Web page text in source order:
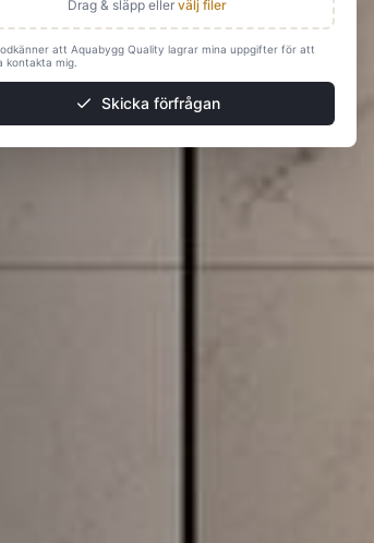
Drag & släpp eller välj filer
att Aquabygg Quality lagrar mina uppgifter för att
kontakta mig.
Skicka förfrågan